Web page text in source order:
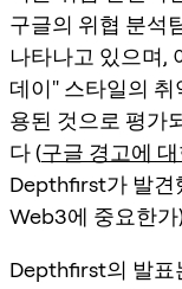
구글의 위협 분석
나타나고 있으며,
데이" 스타일의
용된 것으로 평가
다 (구글 경고에 대
Depthfirst가 발견
Web3에 중요한가
Depthfirst의 발표